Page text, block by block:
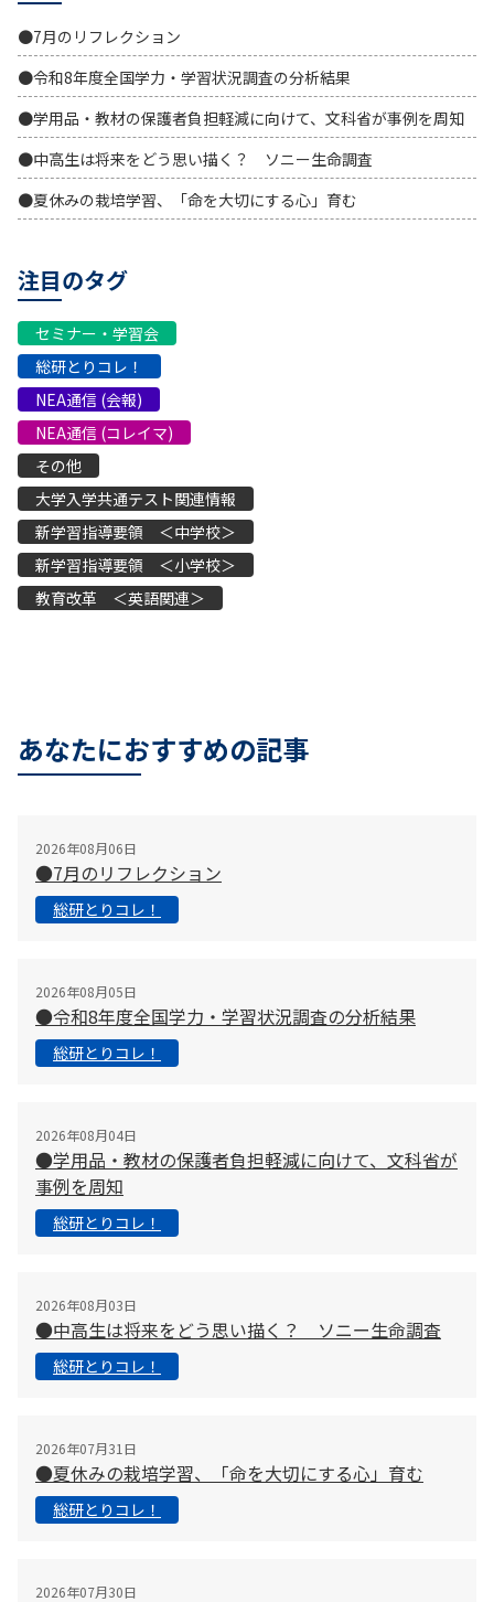
●7月のリフレクション
●令和8年度全国学力・学習状況調査の分析結果
●学用品・教材の保護者負担軽減に向けて、文科省が事例を周知
●中高生は将来をどう思い描く？ ソニー生命調査
●夏休みの栽培学習、「命を大切にする心」育む
注目のタグ
セミナー・学習会
総研とりコレ！
NEA通信 (会報)
NEA通信 (コレイマ)
その他
大学入学共通テスト関連情報
新学習指導要領 ＜中学校＞
新学習指導要領 ＜小学校＞
教育改革 ＜英語関連＞
あなたにおすすめの記事
2026年08月06日
●7月のリフレクション
総研とりコレ！
2026年08月05日
●令和8年度全国学力・学習状況調査の分析結果
総研とりコレ！
2026年08月04日
●学用品・教材の保護者負担軽減に向けて、文科省が
事例を周知
総研とりコレ！
2026年08月03日
●中高生は将来をどう思い描く？ ソニー生命調査
総研とりコレ！
2026年07月31日
●夏休みの栽培学習、「命を大切にする心」育む
総研とりコレ！
2026年07月30日